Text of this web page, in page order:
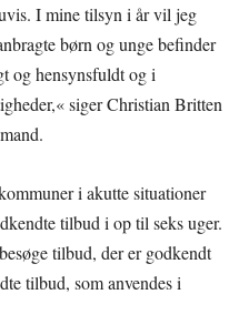
I mine tilsyn i år vil jeg
børn og unge befinder
og hensynsfuldt og i
siger Christian Britten
i akutte situationer
tilbud i op til seks uger.
tilbud, der er godkendt
tilbud, som anvendes i